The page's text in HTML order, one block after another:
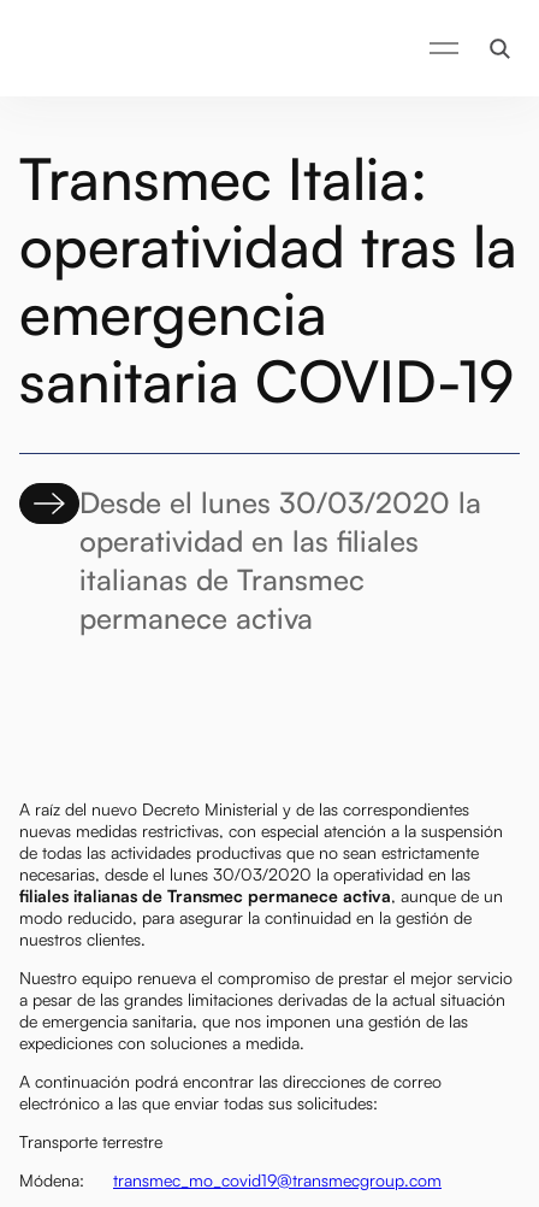
Transmec Italia:
operatividad tras la
emergencia
sanitaria COVID-19
Desde el lunes 30/03/2020 la
operatividad en las filiales
italianas de Transmec
permanece activa
A raíz del nuevo Decreto Ministerial y de las correspondientes
nuevas medidas restrictivas, con especial atención a la suspensión
de todas las actividades productivas que no sean estrictamente
necesarias, desde el lunes 30/03/2020 la operatividad en las
filiales italianas de Transmec permanece activa, aunque de un
modo reducido, para asegurar la continuidad en la gestión de
nuestros clientes.
Nuestro equipo renueva el compromiso de prestar el mejor servicio
a pesar de las grandes limitaciones derivadas de la actual situación
de emergencia sanitaria, que nos imponen una gestión de las
expediciones con soluciones a medida.
A continuación podrá encontrar las direcciones de correo
electrónico a las que enviar todas sus solicitudes:
Transporte terrestre
Módena: transmec_mo_covid19@transmecgroup.com